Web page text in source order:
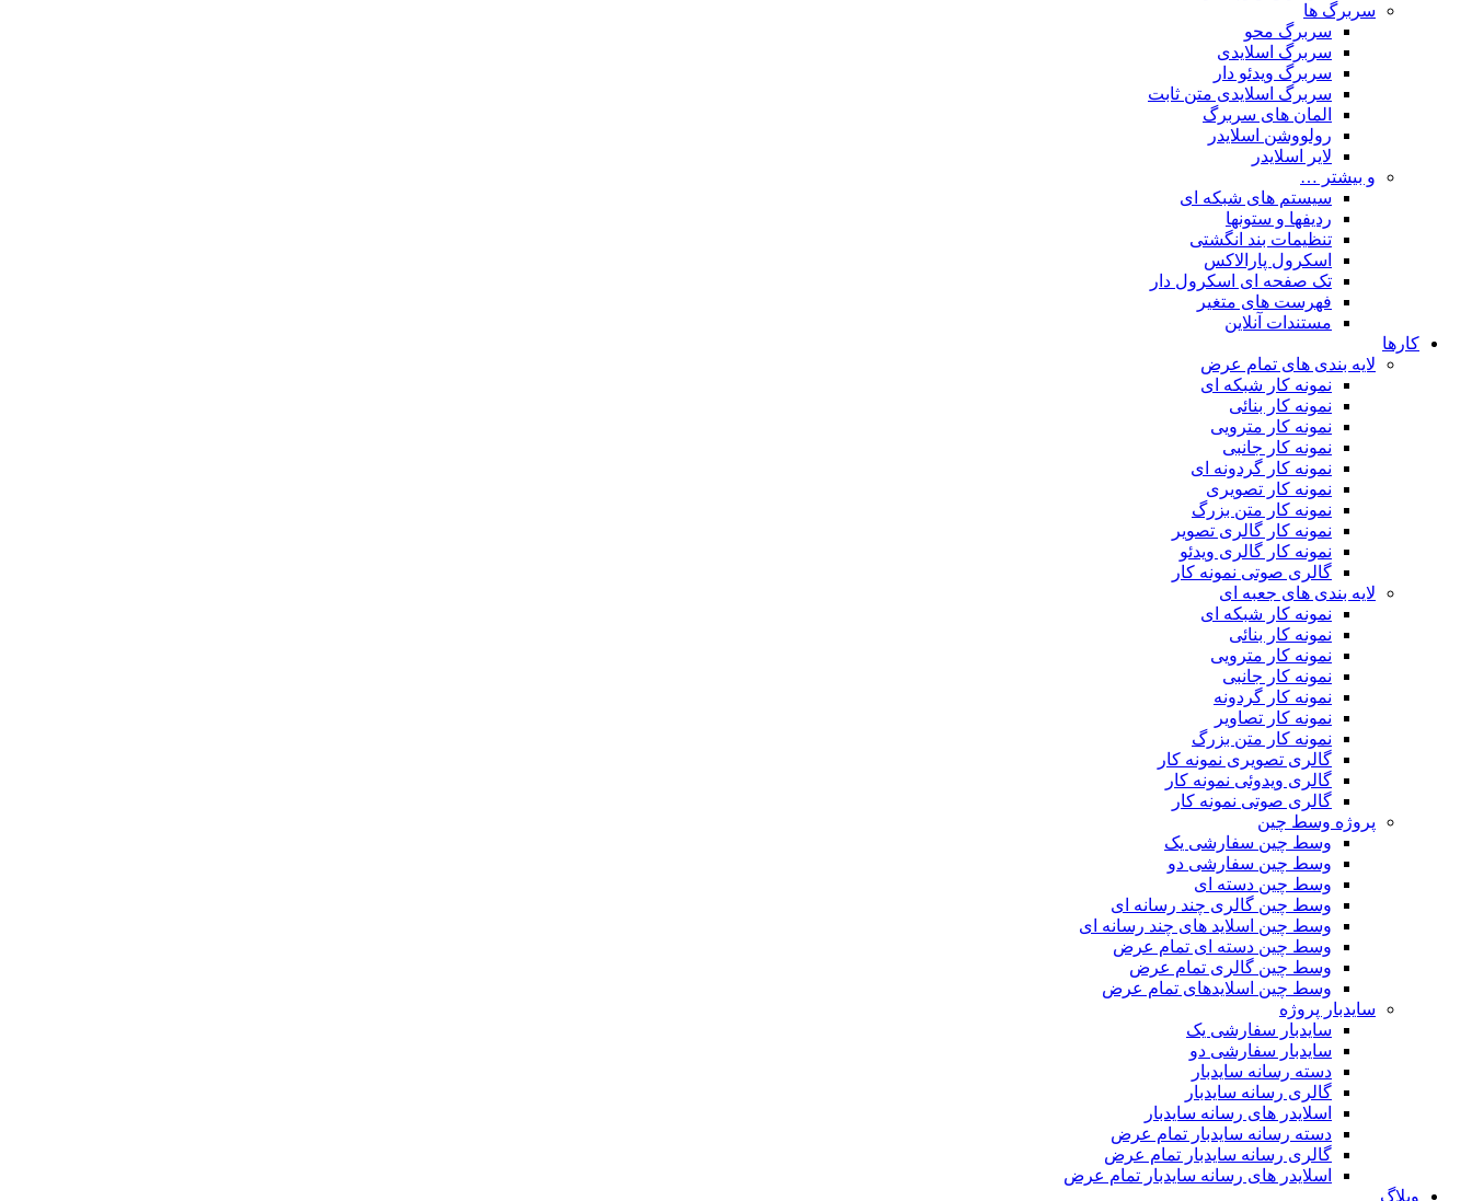
سربرگ ها
سربرگ محو
سربرگ اسلایدی
سربرگ ویدئو دار
سربرگ اسلایدی متن ثابت
المان های سربرگ
رولووشن اسلایدر
لایر اسلایدر
و بیشتر …
سیستم های شبکه ای
ردیفها و ستونها
تنظیمات بند انگشتی
اسکرول پارالاکس
تک صفحه ای اسکرول دار
فهرست های متغیر
مستندات آنلاین
کارها
لایه بندی های تمام عرض
نمونه کار شبکه ای
نمونه کار بنائی
نمونه کار مترویی
نمونه کار جانبی
نمونه کار گردونه ای
نمونه کار تصویری
نمونه کار متن بزرگ
نمونه کار گالری تصویر
نمونه کار گالری ویدئو
گالری صوتی نمونه کار
لایه بندی های جعبه ای
نمونه کار شبکه ای
نمونه کار بنائی
نمونه کار مترویی
نمونه کار جانبی
نمونه کار گردونه
نمونه کار تصاویر
نمونه کار متن بزرگ
گالری تصویری نمونه کار
گالری ویدوئی نمونه کار
گالری صوتی نمونه کار
پروژه وسط چین
وسط چین سفارشی یک
وسط چین سفارشی دو
وسط چین دسته ای
وسط چین گالری چند رسانه ای
وسط چین اسلاید های چند رسانه ای
وسط چین دسته ای تمام عرض
وسط چین گالری تمام عرض
وسط چین اسلایدهای تمام عرض
سایدبار پروژه
سایدبار سفارشی یک
سایدبار سفارشی دو
دسته رسانه سایدبار
گالری رسانه سایدبار
اسلایدر های رسانه سایدبار
دسته رسانه سایدبار تمام عرض
گالری رسانه سایدبار تمام عرض
اسلایدر های رسانه سایدبار تمام عرض
وبلاگ